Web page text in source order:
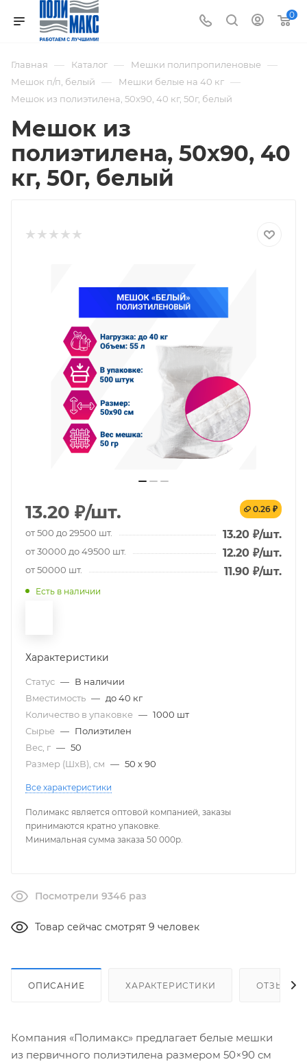
0
Главная — Каталог — Мешки полипропиленовые —
Мешок п/п, белый — Мешки белые на 40 кг —
Мешок из полиэтилена, 50x90, 40 кг, 50г, белый
Мешок из
полиэтилена, 50x90, 40
кг, 50г, белый
13.20 ₽/шт. 0.26 ₽
от 500 до 29500 шт. 13.20 ₽/шт.
от 30000 до 49500 шт. 12.20 ₽/шт.
от 50000 шт. 11.90 ₽/шт.
Есть в наличии
Характеристики
Статус — В наличии
Вместимость — до 40 кг
Количество в упаковке — 1000 шт
Сырье — Полиэтилен
Вес, г — 50
Размер (ШxВ), см — 50 х 90
Все характеристики
Полимакс является оптовой компанией, заказы
принимаются кратно упаковке.
Минимальная сумма заказа 50 000р.
Посмотрели 9346 раз
Товар сейчас смотрят 9 человек
ОПИСАНИЕ ХАРАКТЕРИСТИКИ ОТЗЫВЫ
Компания «Полимакс» предлагает белые мешки
из первичного полиэтилена размером 50×90 см